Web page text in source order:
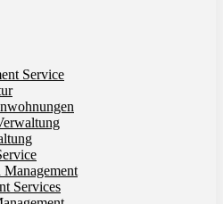
Service
Services